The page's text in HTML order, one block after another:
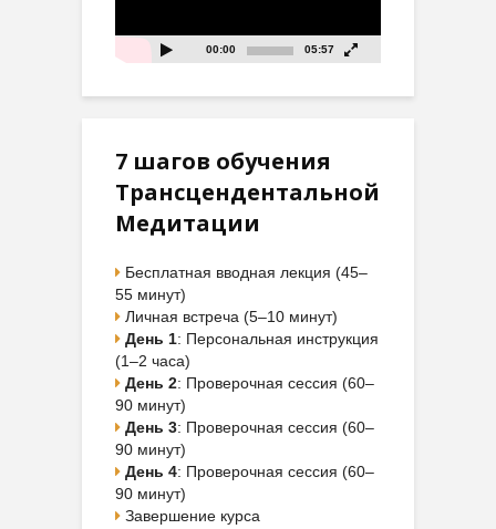
00:00 05:57
7 шагов обучения
Трансцендентальной
Медитации
Бесплатная вводная лекция (45–
55 минут)
Личная встреча (5–10 минут)
День 1: Персональная инструкция
(1–2 часа)
День 2: Проверочная сессия (60–
90 минут)
День 3: Проверочная сессия (60–
90 минут)
День 4: Проверочная сессия (60–
90 минут)
Завершение курса